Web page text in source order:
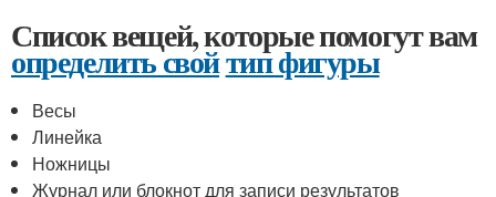
Список вещей, которые помогут вам
определить свойтип фигуры
Весы
Линейка
Ножницы
Журнал или блокнот для записи результатов